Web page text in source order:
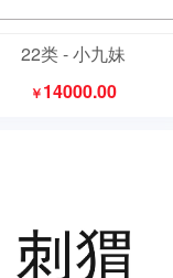
22类 - 小九妹
￥14000.00